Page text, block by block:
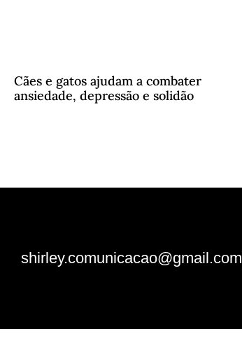
Cães e gatos ajudam a combater
ansiedade, depressão e solidão
shirley.comunicacao@gmail.com